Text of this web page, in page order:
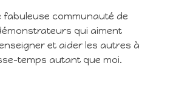
fabuleuse communauté de
qui aiment
et aider les autres à
temps autant que moi.